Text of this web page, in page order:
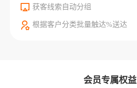
获客线索自动分组
根据客户分类批量触达%送达
会员专属权益